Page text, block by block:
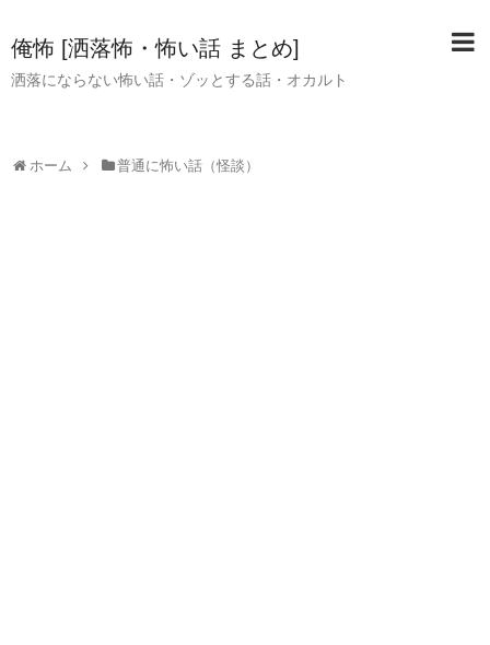
俺怖 [洒落怖・怖い話 まとめ]
洒落にならない怖い話・ゾッとする話・オカルト
ホーム 普通に怖い話（怪談）